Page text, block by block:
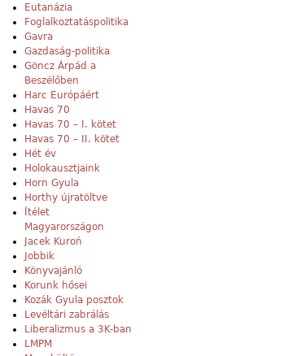
Eutanázia
Foglalkoztatáspolitika
Gavra
Gazdaság-politika
Göncz Árpád a
Beszélőben
Harc Európáért
Havas 70
Havas 70 – I. kötet
Havas 70 – II. kötet
Hét év
Holokausztjaink
Horn Gyula
Horthy újratöltve
Ítélet
Magyarországon
Jacek Kuroń
Jobbik
Könyvajánló
Korunk hősei
Kozák Gyula posztok
Levéltári zabrálás
Liberalizmus a 3K-ban
LMPM